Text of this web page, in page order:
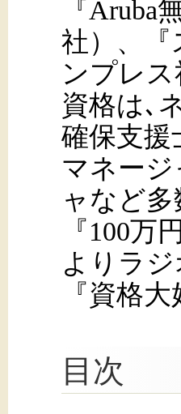
『
社）、『
ンプレ
資格は､
確保支援
マネー
ャなど
『100万
よりラ
『資格
目次